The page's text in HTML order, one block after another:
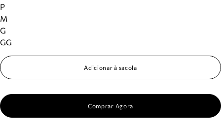
P
M
G
GG
Adicionar à sacola
Comprar Agora